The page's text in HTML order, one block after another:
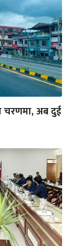
चरणमा, अब दुई